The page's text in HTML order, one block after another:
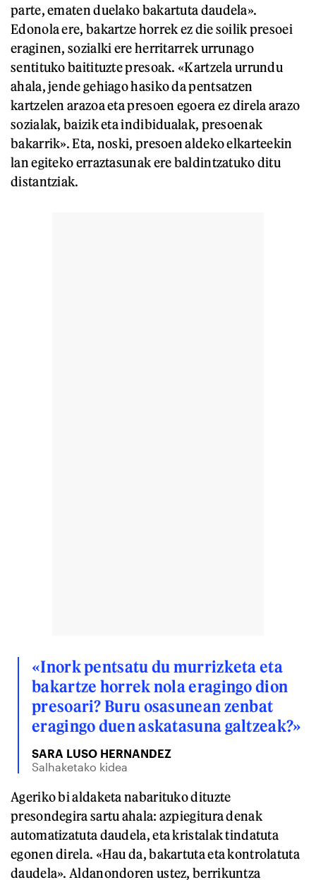
parte, ematen duelako bakartuta daudela».
Edonola ere, bakartze horrek ez die soilik presoei
eraginen, sozialki ere herritarrek urrunago
sentituko baitituzte presoak. «Kartzela urrundu
ahala, jende gehiago hasiko da pentsatzen
kartzelen arazoa eta presoen egoera ez direla arazo
sozialak, baizik eta indibidualak, presoenak
bakarrik». Eta, noski, presoen aldeko elkarteekin
lan egiteko erraztasunak ere baldintzatuko ditu
distantziak.
«Inork pentsatu du murrizketa eta
bakartze horrek nola eragingo dion
presoari? Buru osasunean zenbat
eragingo duen askatasuna galtzeak?»
SARA LUSO HERNANDEZ
Salhaketako kidea
Ageriko bi aldaketa nabarituko dituzte
presondegira sartu ahala: azpiegitura denak
automatizatuta daudela, eta kristalak tindatuta
egonen direla. «Hau da, bakartuta eta kontrolatuta
daudela». Aldanondoren ustez, berrikuntza